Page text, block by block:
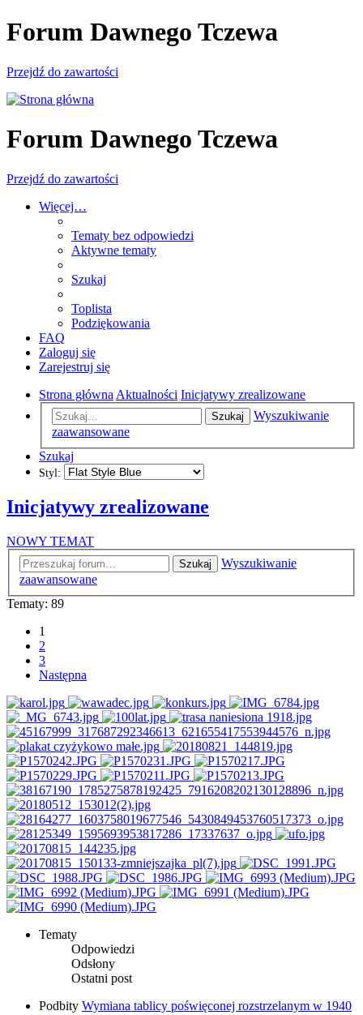
Forum Dawnego Tczewa
Przejdź do zawartości
Forum Dawnego Tczewa
Przejdź do zawartości
Więcej…
Tematy bez odpowiedzi
Aktywne tematy
Szukaj
Toplista
Podziękowania
FAQ
Zaloguj się
Zarejestruj się
Strona główna Aktualności Inicjatywy zrealizowane
Szukaj
Wyszukiwanie
zaawansowane
Szukaj
Styl:
Inicjatywy zrealizowane
NOWY TEMAT
Szukaj
Wyszukiwanie
zaawansowane
Tematy: 89
1
2
3
Następna
Tematy
Odpowiedzi
Odsłony
Ostatni post
Podbity Wymiana tablicy poświęconej rozstrzelanym w 1940